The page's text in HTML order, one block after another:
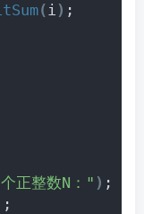
(i ) ;
正整数N：" ) ;
;